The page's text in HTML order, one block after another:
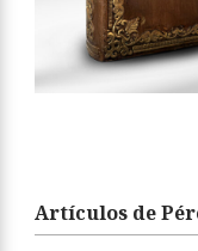
Artículos de